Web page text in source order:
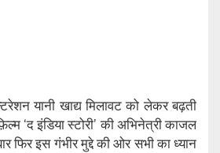
यानी खाद्य मिलावट को लेकर बढ़ती
‘द इंडिया स्टोरी’ की अभिनेत्री काजल
फिर इस गंभीर मुद्दे की ओर सभी का ध्यान